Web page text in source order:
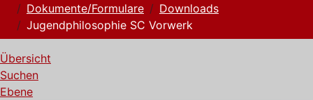
Dokumente/Formulare
Downloads
Jugendphilosophie SC Vorwerk
Übersicht
Suchen
Ebene